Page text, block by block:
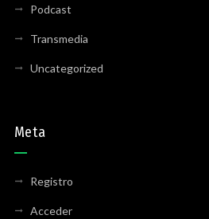
Podcast
Transmedia
Uncategorized
Meta
Registro
Acceder